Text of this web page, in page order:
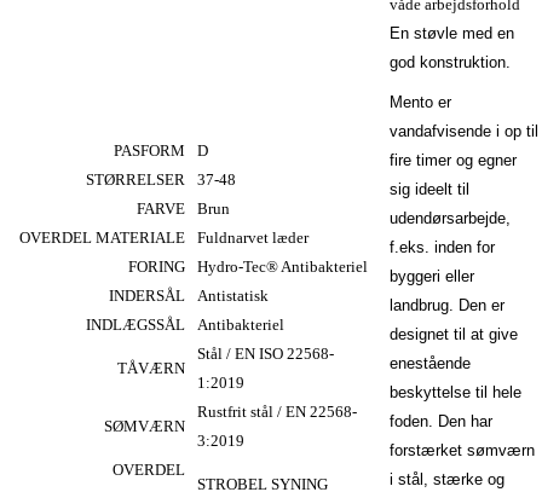
PASFORM
D
STØRRELSER
37-48
FARVE
Brun
OVERDEL MATERIALE
Fuldnarvet læder
FORING
Hydro-Tec® Antibakteriel
INDERSÅL
Antistatisk
INDLÆGSSÅL
Antibakteriel
TÅVÆRN
Stål / EN ISO 22568-
1:2019
SØMVÆRN
Rustfrit stål / EN 22568-
3:2019
OVERDEL
STROBEL SYNING
våde arbejdsforhold
En støvle med en
god konstruktion.
Mento er
vandafvisende i op til
fire timer og egner
sig ideelt til
udendørsarbejde,
f.eks. inden for
byggeri eller
landbrug. Den er
designet til at give
enestående
beskyttelse til hele
foden. Den har
forstærket sømværn
i stål, stærke og